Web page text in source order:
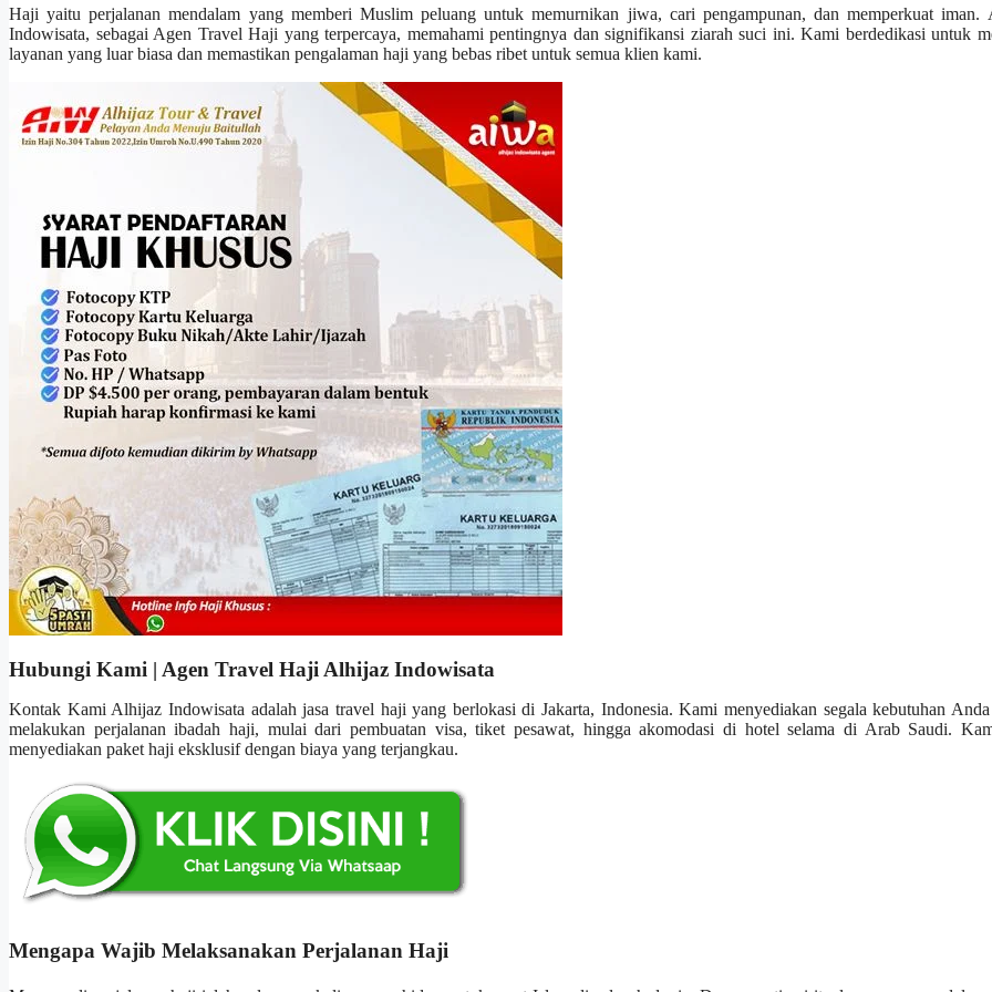
Haji yaitu perjalanan mendalam yang memberi Muslim peluang untuk memurnikan jiwa, cari pengampunan, dan memperkuat iman.
Indowisata, sebagai Agen Travel Haji yang terpercaya, memahami pentingnya dan signifikansi ziarah suci ini. Kami berdedikasi untuk
layanan yang luar biasa dan memastikan pengalaman haji yang bebas ribet untuk semua klien kami.
Hubungi Kami | Agen Travel Haji Alhijaz Indowisata
Kontak Kami Alhijaz Indowisata adalah jasa travel haji yang berlokasi di Jakarta, Indonesia. Kami menyediakan segala kebutuhan
melakukan perjalanan ibadah haji, mulai dari pembuatan visa, tiket pesawat, hingga akomodasi di hotel selama di Arab Saudi.
menyediakan paket haji eksklusif dengan biaya yang terjangkau.
Mengapa Wajib Melaksanakan Perjalanan Haji